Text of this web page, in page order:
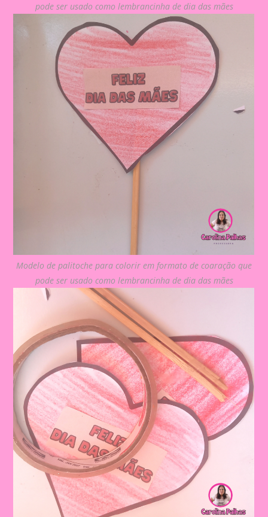
pode ser usado como lembrancinha de dia das mães
Modelo de palitoche para colorir em formato de coaração que
pode ser usado como lembrancinha de dia das mães